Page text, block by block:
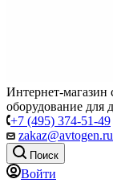
Интернет-магазин
оборудование для
+7 (495) 374-51-49
zakaz@avtogen.ru
Поиск
Войти